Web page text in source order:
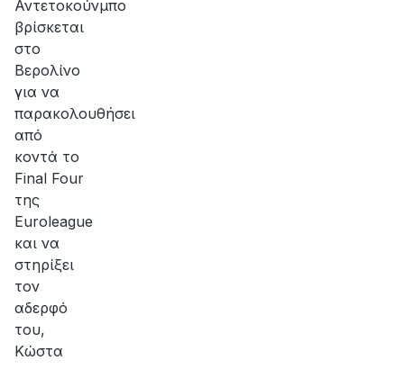
Αντετοκούνμπο
βρίσκεται
στο
Βερολίνο
για να
παρακολουθήσει
από
κοντά το
Final Four
της
Euroleague
και να
στηρίξει
τον
αδερφό
του,
Κώστα